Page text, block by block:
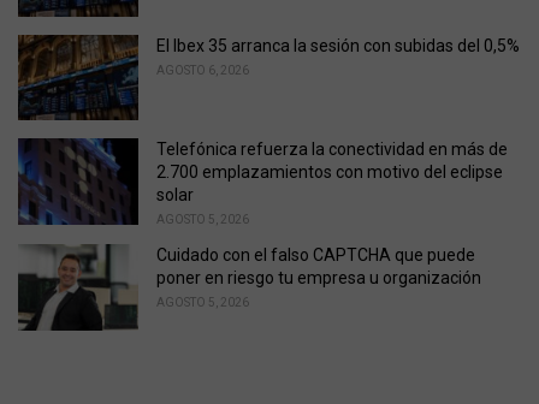
El Ibex 35 arranca la sesión con subidas del 0,5%
AGOSTO 6, 2026
Telefónica refuerza la conectividad en más de
2.700 emplazamientos con motivo del eclipse
solar
AGOSTO 5, 2026
Cuidado con el falso CAPTCHA que puede
poner en riesgo tu empresa u organización
AGOSTO 5, 2026